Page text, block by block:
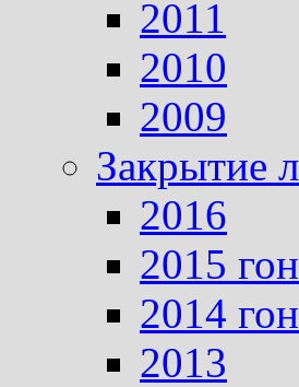
2011
2010
2009
Закрытие
2016
2015
2014
2013